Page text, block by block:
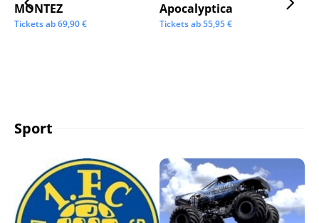
MONTEZ
Tickets ab69,90€
Apocalyptica
Tickets ab55,95€
Sport